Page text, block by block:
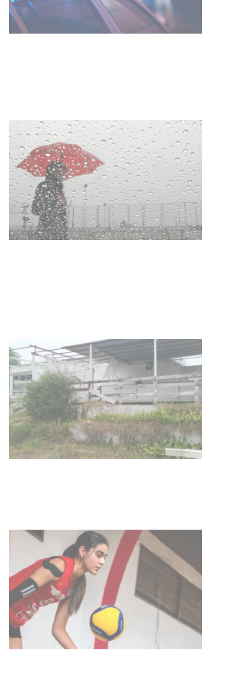
Clases de Muai Thai en Complejo
Turismo accesible para personas
con discapacidad y adultos
mayores
Actualización sobre la agenda de
vacunación contra el